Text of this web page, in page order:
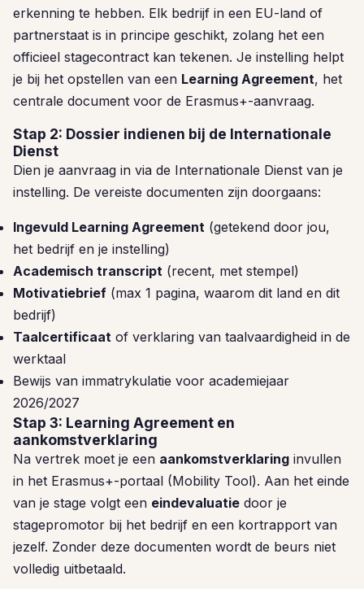
erkenning te hebben. Elk bedrijf in een EU-land of
partnerstaat is in principe geschikt, zolang het een
officieel stagecontract kan tekenen. Je instelling helpt
je bij het opstellen van een Learning Agreement, het
centrale document voor de Erasmus+-aanvraag.
Stap 2: Dossier indienen bij de Internationale
Dienst
Dien je aanvraag in via de Internationale Dienst van je
instelling. De vereiste documenten zijn doorgaans:
Ingevuld Learning Agreement (getekend door jou,
het bedrijf en je instelling)
Academisch transcript (recent, met stempel)
Motivatiebrief (max 1 pagina, waarom dit land en dit
bedrijf)
Taalcertificaat of verklaring van taalvaardigheid in de
werktaal
Bewijs van immatrykulatie voor academiejaar
2026/2027
Stap 3: Learning Agreement en
aankomstverklaring
Na vertrek moet je een aankomstverklaring invullen
in het Erasmus+-portaal (Mobility Tool). Aan het einde
van je stage volgt een eindevaluatie door je
stagepromotor bij het bedrijf en een kortrapport van
jezelf. Zonder deze documenten wordt de beurs niet
volledig uitbetaald.